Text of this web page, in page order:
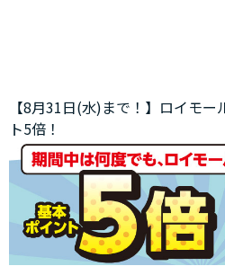
【8月31日(水)まで！】ロイモ
ト5倍！